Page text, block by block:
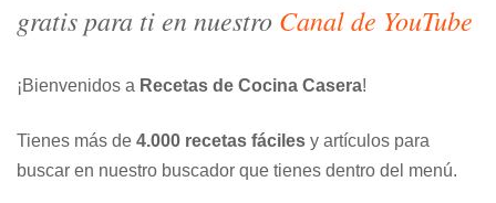
gratis para ti en nuestro Canal de YouTube
¡Bienvenidos a Recetas de Cocina Casera!
Tienes más de 4.000 recetas fáciles y artículos para
buscar en nuestro buscador que tienes dentro del menú.